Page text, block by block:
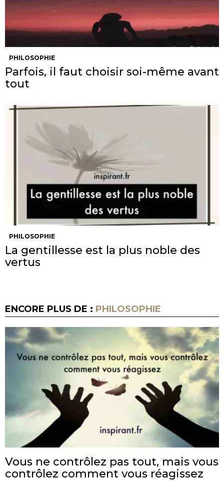
PHILOSOPHIE
Parfois, il faut choisir soi-même avant
tout
PHILOSOPHIE
La gentillesse est la plus noble des
vertus
ENCORE PLUS DE : PHILOSOPHIE
Vous ne contrôlez pas tout, mais vous
contrôlez comment vous réagissez